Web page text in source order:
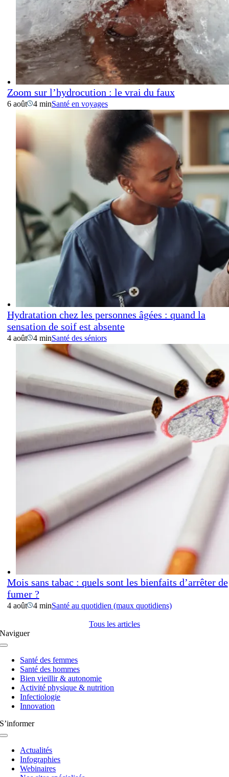
Zoom sur l’hydrocution : le vrai du faux
6 août 4 minSanté en voyages
Hydratation chez les personnes âgées : quand la
sensation de soif est absente
4 août 4 minSanté des séniors
Mois sans tabac : quels sont les bienfaits d’arrêter de
fumer ?
4 août 4 minSanté au quotidien (maux quotidiens)
Tous les articles
Naviguer
Navigation
basculeSanté des femmes
Santé des hommes
Bien vieillir & autonomie
Activité physique & nutrition
Infectiologie
Innovation
S’informer
Navigation
basculeActualités
Infographies
Webinaires